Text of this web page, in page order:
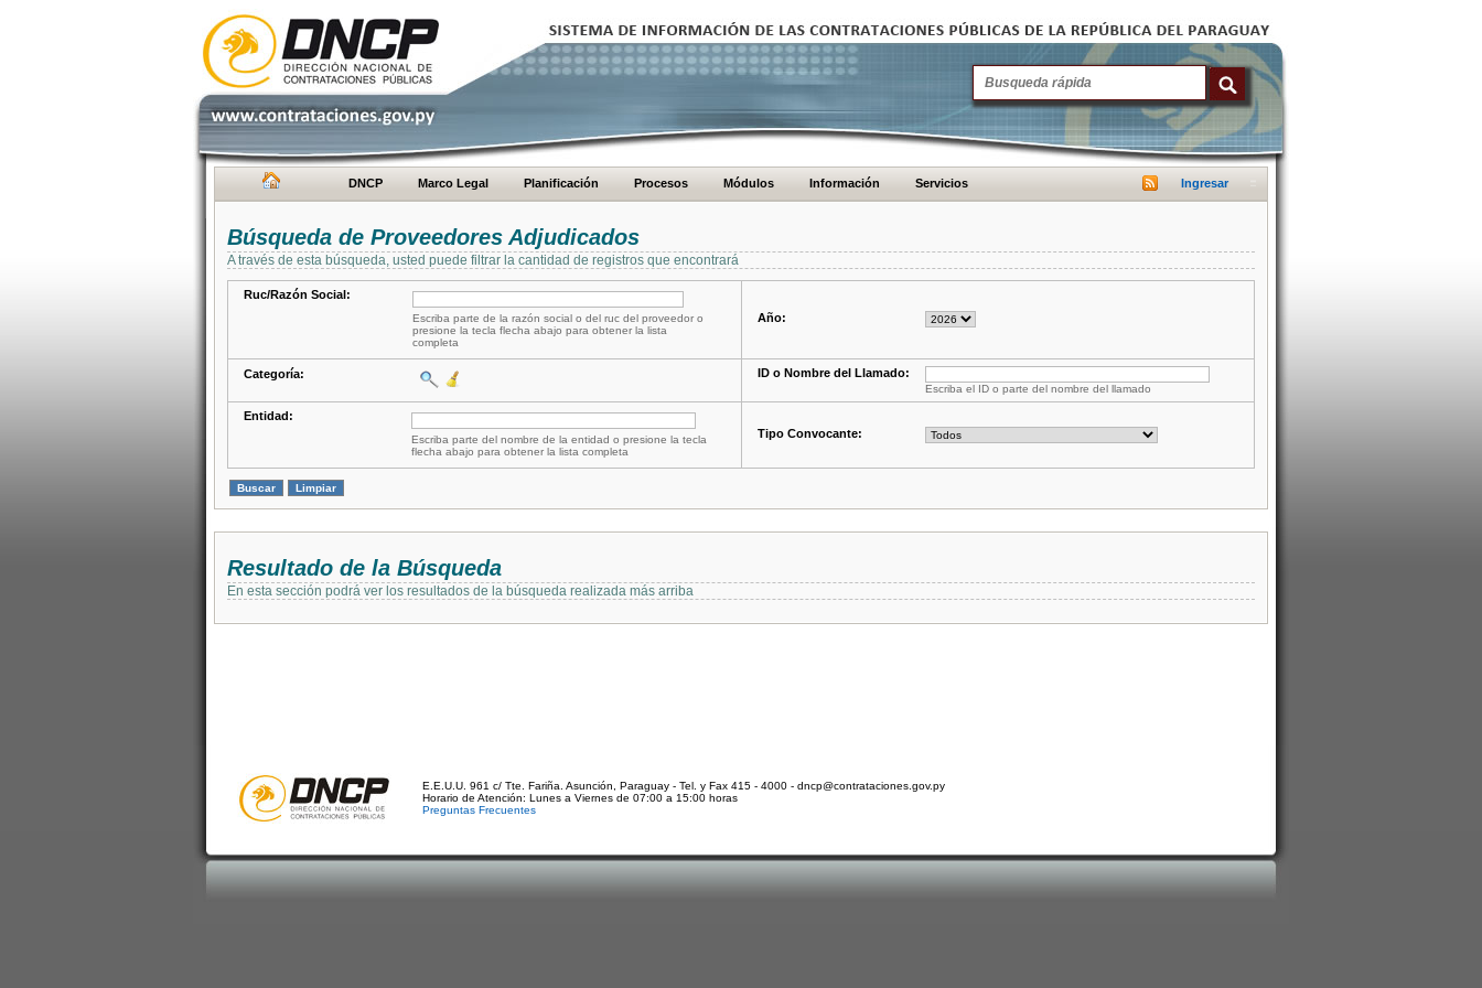
DNCP Marco Legal Planificación Procesos Módulos Información Servicios Ingresar
Búsqueda de Proveedores Adjudicados
A través de esta búsqueda, usted puede filtrar la cantidad de registros que encontrará
Ruc/Razón Social:
Escriba parte de la razón social o del ruc del proveedor o
presione la tecla flecha abajo para obtener la lista
completa
Año:
Categoría: ID o Nombre del Llamado:
Escriba el ID o parte del nombre del llamado
Entidad:
Escriba parte del nombre de la entidad o presione la tecla
flecha abajo para obtener la lista completa
Tipo Convocante:
Resultado de la Búsqueda
En esta sección podrá ver los resultados de la búsqueda realizada más arriba
E.E.U.U. 961 c/ Tte. Fariña. Asunción, Paraguay - Tel. y Fax 415 - 4000 - dncp@contrataciones.gov.py
Horario de Atención: Lunes a Viernes de 07:00 a 15:00 horas
Preguntas Frecuentes